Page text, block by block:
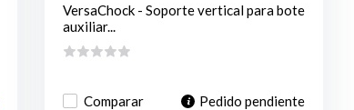
VersaChock - Soporte vertical para bote
auxiliar...
Comparar Pedido pendiente